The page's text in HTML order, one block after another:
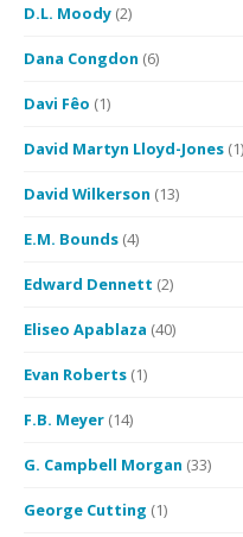
D.L. Moody (2)
Dana Congdon (6)
Davi Fêo (1)
David Martyn Lloyd-Jones (1)
David Wilkerson (13)
E.M. Bounds (4)
Edward Dennett (2)
Eliseo Apablaza (40)
Evan Roberts (1)
F.B. Meyer (14)
G. Campbell Morgan (33)
George Cutting (1)